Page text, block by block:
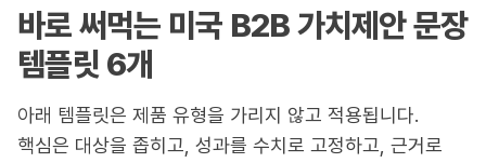
바로 써먹는 미국 B2B 가치제안 문장
템플릿 6개
아래 템플릿은 제품 유형을 가리지 않고 적용됩니다.
핵심은 대상을 좁히고, 성과를 수치로 고정하고, 근거로